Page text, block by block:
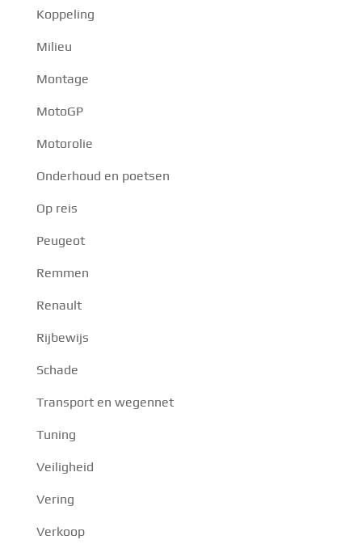
Koppeling
Milieu
Montage
MotoGP
Motorolie
Onderhoud en poetsen
Op reis
Peugeot
Remmen
Renault
Rijbewijs
Schade
Transport en wegennet
Tuning
Veiligheid
Vering
Verkoop